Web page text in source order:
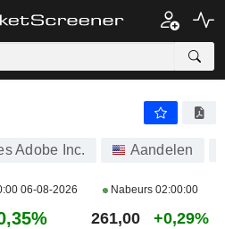
Adobe Inc. Aandelen
06-08-2026 Nabeurs 02:00:00
261,00 +0,29%